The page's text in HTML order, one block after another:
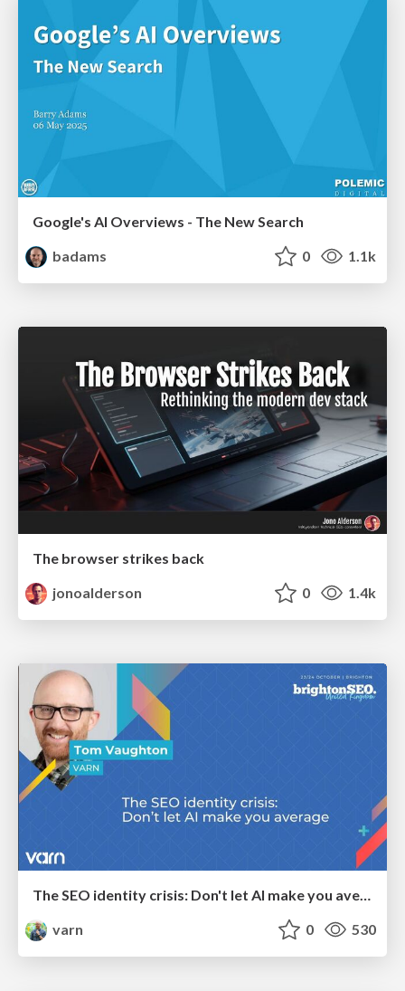
Google's AI Overviews - The New Search
badams
0 1.1k
The browser strikes back
jonoalderson
0 1.4k
The SEO identity crisis: Don't let AI make you average
varn
0 530